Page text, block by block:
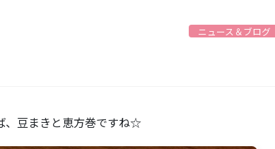
ニュース＆ブログ
、豆まきと恵方巻ですね☆